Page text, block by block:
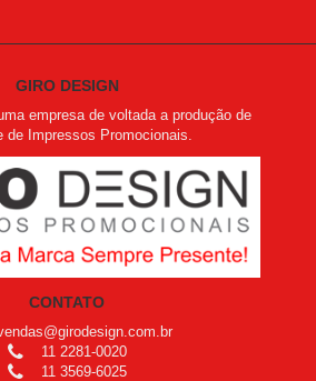
GIRO DESIGN
empresa de voltada a produção de
de Impressos Promocionais.
CONTATO
11 2281-0020
11 3569-6025